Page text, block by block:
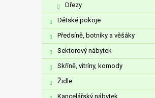
Dřezy
Dětské pokoje
Předsíně, botníky a věšáky
Sektorový nábytek
Skříně, vitríny, komody
Židle
Kancelářský nábytek